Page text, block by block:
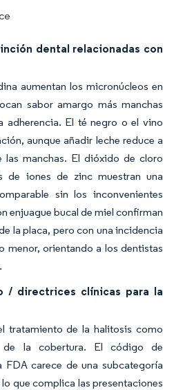
dental relacionadas con
aumentan los micronúcleos en
sabor amargo más manchas
adherencia. El té negro o el vino
aunque añadir leche reduce a
las manchas. El dióxido de cloro
de iones de zinc muestran una
sin los inconvenientes
enjuague bucal de miel confirman
la placa, pero con una incidencia
menor, orientando a los dentistas
/ directrices clínicas para la
tratamiento de la halitosis como
la cobertura. El código de
carece de una subcategoría
que complica las presentaciones